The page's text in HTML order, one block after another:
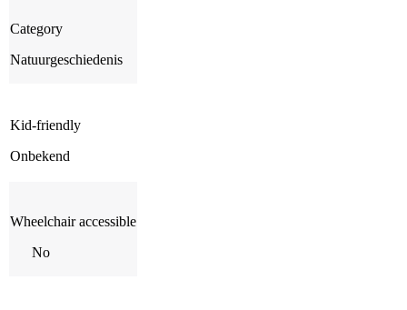
Category
Natuurgeschiedenis
Kid-friendly
Onbekend
Wheelchair accessible
No